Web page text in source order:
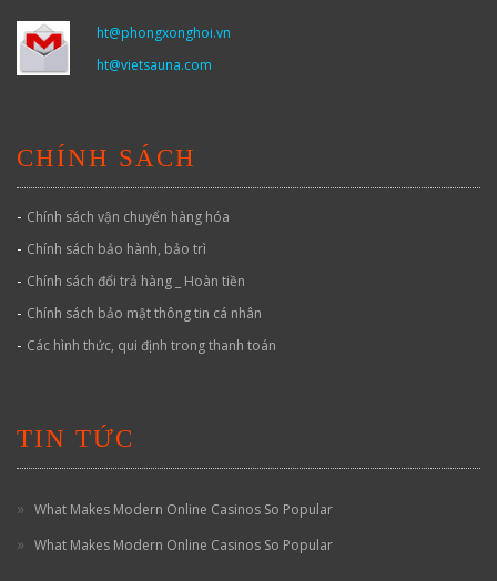
ht@phongxonghoi.vn
ht@vietsauna.com
CHÍNH SÁCH
- Chính sách vận chuyển hàng hóa
- Chính sách bảo hành, bảo trì
- Chính sách đổi trả hàng _ Hoàn tiền
- Chính sách bảo mật thông tin cá nhân
- Các hình thức, qui định trong thanh toán
TIN TỨC
What Makes Modern Online Casinos So Popular
What Makes Modern Online Casinos So Popular